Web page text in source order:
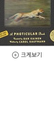
크게보기